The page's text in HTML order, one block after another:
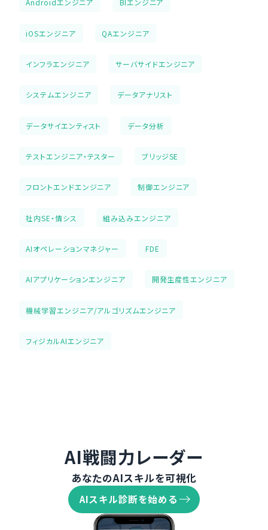
Androidエンジニア BIエンジニア
iOSエンジニア QAエンジニア
インフラエンジニア サーバサイドエンジニア
システムエンジニア データアナリスト
データサイエンティスト データ分析
テストエンジニア・テスター ブリッジSE
フロントエンドエンジニア 制御エンジニア
社内SE・情シス 組み込みエンジニア
AIオペレーションマネジャー FDE
AIアプリケーションエンジニア 開発生産性エンジニア
機械学習エンジニア/アルゴリズムエンジニア
フィジカルAIエンジニア
AI戦闘力レーダー
あなたのAIスキルを可視化
AIスキル診断を始める